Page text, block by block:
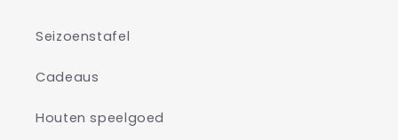
Seizoenstafel
Cadeaus
Houten speelgoed